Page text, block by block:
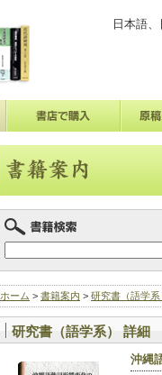
日本語
ホーム > 書籍案内 > 研究書（語学系
研究書（語学系） 詳細
沖縄